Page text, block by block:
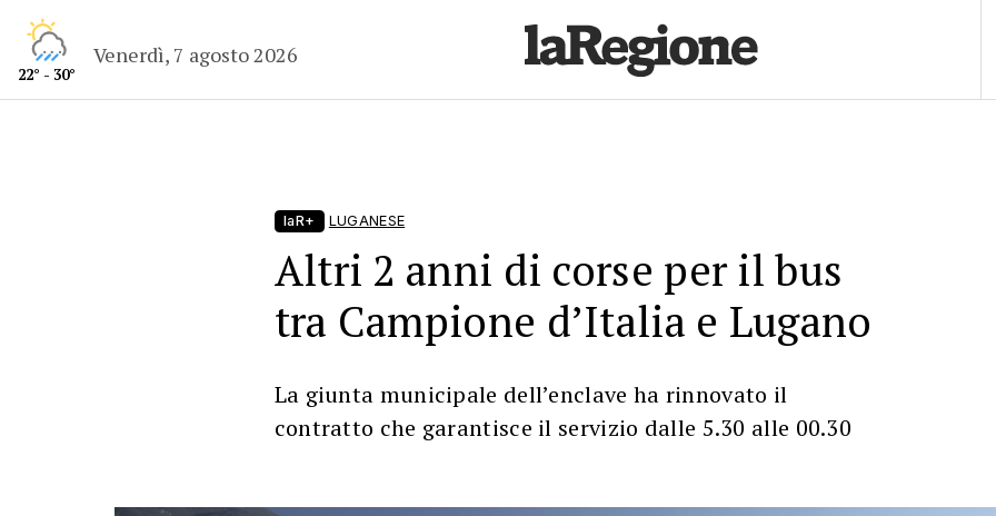
22° - 30°
Venerdì, 7 agosto 2026
laR+ LUGANESE
Altri 2 anni di corse per il bus
tra Campione d’Italia e Lugano
La giunta municipale dell’enclave ha rinnovato il
contratto che garantisce il servizio dalle 5.30 alle 00.30